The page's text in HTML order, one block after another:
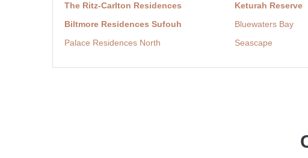
The Ritz-Carlton Residences Keturah Reserve
Biltmore Residences Sufouh
Bluewaters Bay
Palace Residences North
Seascape